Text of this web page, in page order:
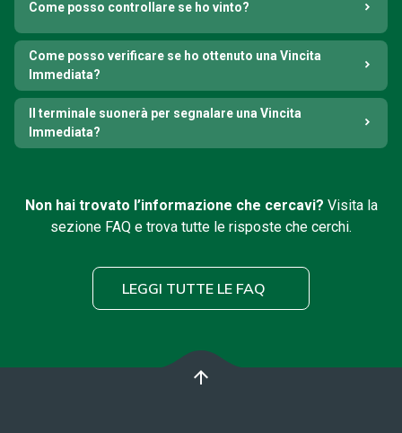
Come posso controllare se ho vinto?
Come posso verificare se ho ottenuto una Vincita
Immediata?
Il terminale suonerà per segnalare una Vincita
Immediata?
Non hai trovato l’informazione che cercavi? Visita la
sezione FAQ e trova tutte le risposte che cerchi.
LEGGI TUTTE LE FAQ
arrow_upward